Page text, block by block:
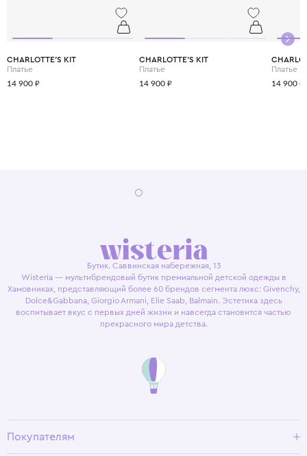
CHARLOTTE'S KIT
Платье
14 900 ₽
CHARLOTTE'S KIT
Платье
14 900 ₽
Платье
14 900 ₽
Бутик. Саввинская набережная, 13
Wisteria — мультибрендовый бутик премиальной детской одежды в
Хамовниках, представляющий более 60 брендов сегмента люкс: Givenchy,
Dolce&Gabbana, Giorgio Armani, Elie Saab, Balmain. Эстетика здесь
воспитывает вкус с первых дней жизни и навсегда становится частью
прекрасного мира детства.
Покупателям